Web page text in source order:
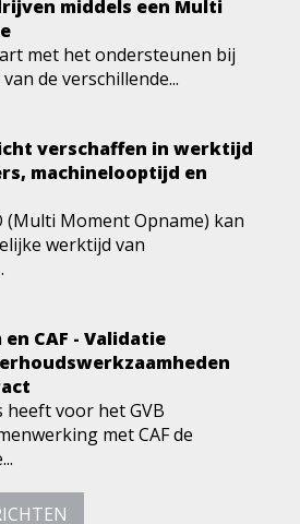
middels een Multi
met het ondersteunen bij
de verschillende...
verschaffen in werktijd
machinelooptijd en
(Multi Moment Opname) kan
werktijd van
en CAF - Validatie
heeft voor het GVB
met CAF de